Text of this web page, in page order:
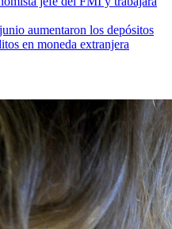
aumentaron los depósitos
en moneda extranjera